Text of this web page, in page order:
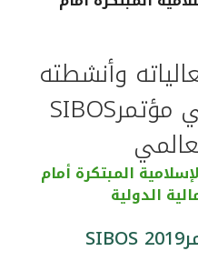
وأنشطته
"بيتك" يشارك في مؤتمرSIBOS
المبتكرة أمام
الدولية
"بيتك" يشارك في مؤتمرSIBOS 2019